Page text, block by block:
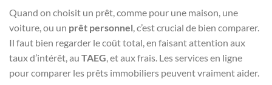
Quand on choisit un prêt, comme pour une maison, une
voiture, ou un prêt personnel , c’est crucial de bien comparer.
Il faut bien regarder le coût total, en faisant attention aux
taux d’intérêt, au TAEG , et aux frais. Les services en ligne
pour comparer les prêts immobiliers peuvent vraiment aider.